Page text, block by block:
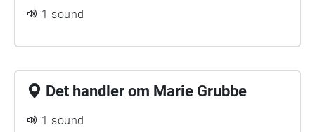
1 sound
Det handler om Marie Grubbe
1 sound